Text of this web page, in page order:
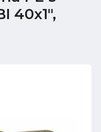
40x1",